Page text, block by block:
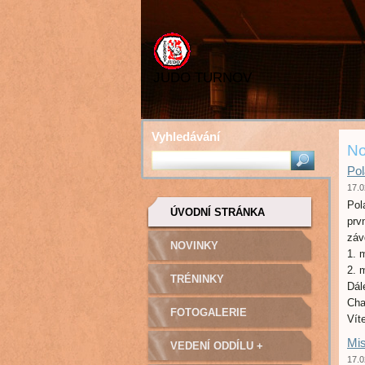
JUDO TURNOV
1.
2.
ÚVODNÍ STRÁNKA
NOVINKY
TRÉNINKY
FOTOGALERIE
VEDENÍ ODDÍLU +
Vyhledávání